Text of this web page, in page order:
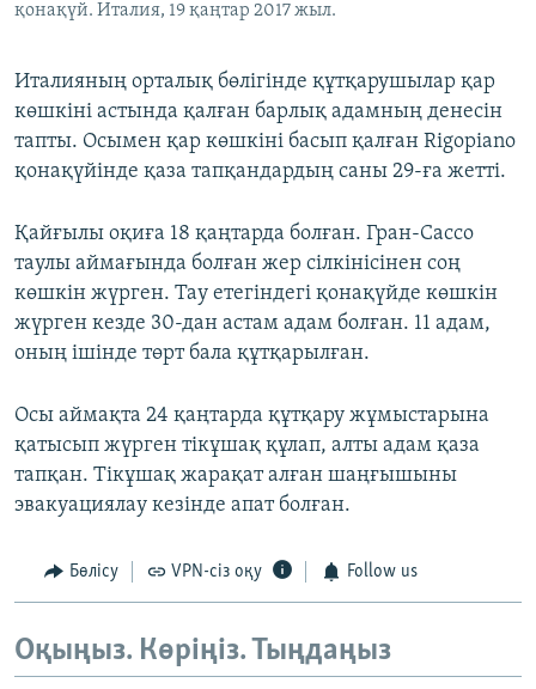
қонақүй. Италия, 19 қаңтар 2017 жыл.
Италияның орталық бөлігінде құтқарушылар қар
көшкіні астында қалған барлық адамның денесін
тапты. Осымен қар көшкіні басып қалған Rigopiano
қонақүйінде қаза тапқандардың саны 29-ға жетті.
Қайғылы оқиға 18 қаңтарда болған. Гран-Сассо
таулы аймағында болған жер сілкінісінен соң
көшкін жүрген. Тау етегіндегі қонақүйде көшкін
жүрген кезде 30-дан астам адам болған. 11 адам,
оның ішінде төрт бала құтқарылған.
Осы аймақта 24 қаңтарда құтқару жұмыстарына
қатысып жүрген тікұшақ құлап, алты адам қаза
тапқан. Тікұшақ жарақат алған шаңғышыны
эвакуациялау кезінде апат болған.
Бөлісу VPN-сіз оқу Follow us
Оқыңыз. Көріңіз. Тыңдаңыз